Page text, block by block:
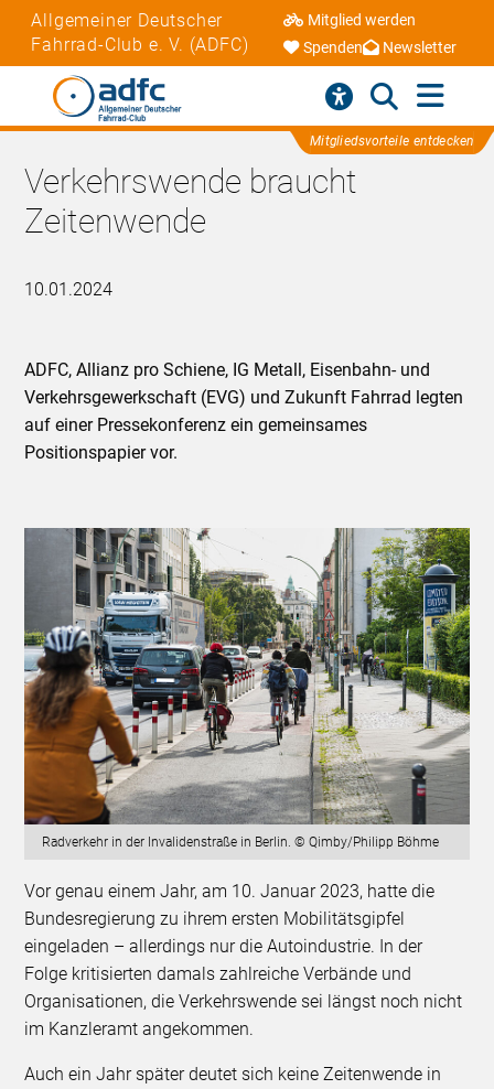
Allgemeiner Deutscher
Fahrrad-Club e. V. (ADFC)
Mitglied werden
Spenden
Newsletter
Mitgliedsvorteile entdecken
Verkehrswende braucht
Zeitenwende
10.01.2024
ADFC, Allianz pro Schiene, IG Metall, Eisenbahn- und
Verkehrsgewerkschaft (EVG) und Zukunft Fahrrad legten
auf einer Pressekonferenz ein gemeinsames
Positionspapier vor.
Radverkehr in der Invalidenstraße in Berlin. © Qimby/Philipp Böhme
Vor genau einem Jahr, am 10. Januar 2023, hatte die
Bundesregierung zu ihrem ersten Mobilitätsgipfel
eingeladen – allerdings nur die Autoindustrie. In der
Folge kritisierten damals zahlreiche Verbände und
Organisationen, die Verkehrswende sei längst noch nicht
im Kanzleramt angekommen.
Auch ein Jahr später deutet sich keine Zeitenwende in